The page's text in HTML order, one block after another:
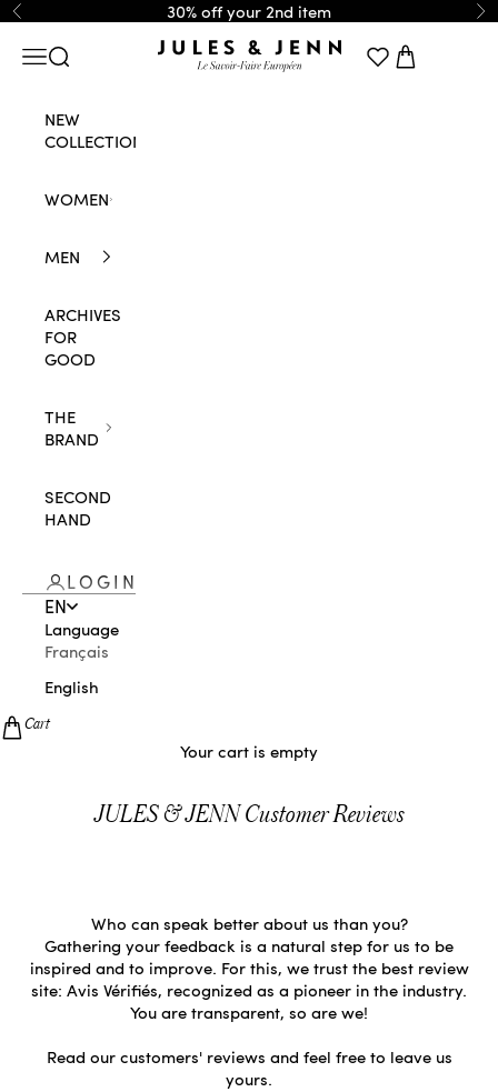
Skip to content
Previous 30% off your 2nd item
JULES & JENN
Navigation menu
Search Cart
NEW
COLLECTION
WOMEN
MEN
ARCHIVES
FOR
GOOD
THE
BRAND
SECOND
HAND
LOGIN
EN
Language
Français
English
Cart
Your cart is empty
JULES & JENN Customer Reviews
Who can speak better about us than you?
Gathering your feedback is a natural step for us to be
inspired and to improve. For this, we trust the best review
site: Avis Vérifiés, recognized as a pioneer in the industry.
You are transparent, so are we!
Read our customers' reviews and feel free to leave us
yours.